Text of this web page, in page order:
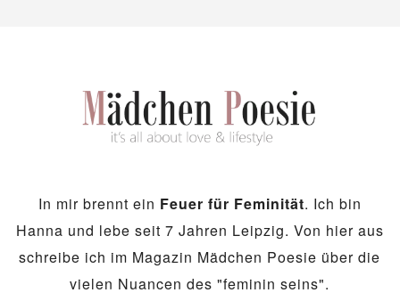
In mir brennt ein Feuer für Feminität. Ich bin
Hanna und lebe seit 7 Jahren Leipzig. Von hier aus
schreibe ich im Magazin Mädchen Poesie über die
vielen Nuancen des "feminin seins".